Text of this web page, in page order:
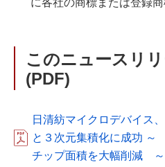
に各社の商標または登録商
このニュースリ
(PDF)
日清紡マイクロデバイス
と３次元集積化に成功 ～
チップ面積を大幅削減 ～